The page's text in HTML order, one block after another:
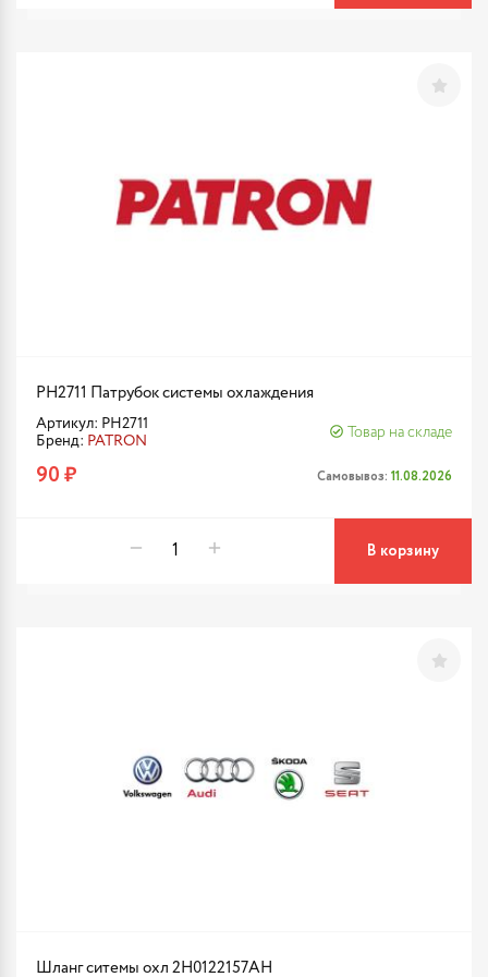
PH2711 Патрубок системы охлаждения
Артикул: PH2711
Бренд: PATRON
Товар на складе
90 ₽ Самовывоз: 11.08.2026
В корзину
Шланг ситемы охл 2H0122157AH